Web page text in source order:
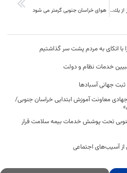
کشف ۲۴ هزار قرص غيرمجاز از يك اتوبوس هوای خراسان جنوبی گرمتر می شود
اتکای به مردم پشت سر گذاشتیم
خدمات نظام و دولت
جهانی آسبادها
جهادی معاونت آموزش ابتدایی خراسان جنوبی/
جنوبی تحت پوشش خدمات بیمه سلامت قرار
از آسیب‌های اجتماعی